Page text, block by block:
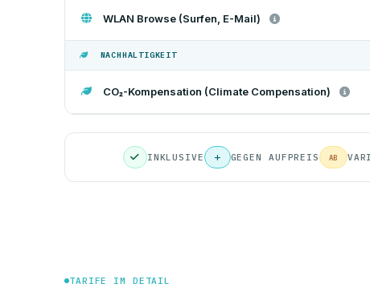
WLAN Browse (Surfen, E-Mail)
NACHHALTIGKEIT
CO₂-Kompensation (Climate Compensation)
INKLUSIVE GEGEN AUFPREIS AB
TARIFE IM DETAIL